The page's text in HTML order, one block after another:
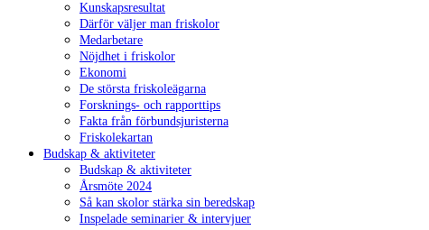
Kunskapsresultat
Därför väljer man friskolor
Medarbetare
Nöjdhet i friskolor
Ekonomi
De största friskoleägarna
Forsknings- och rapporttips
Fakta från förbundsjuristerna
Friskolekartan
Budskap & aktiviteter
Budskap & aktiviteter
Årsmöte 2024
Så kan skolor stärka sin beredskap
Inspelade seminarier & intervjuer